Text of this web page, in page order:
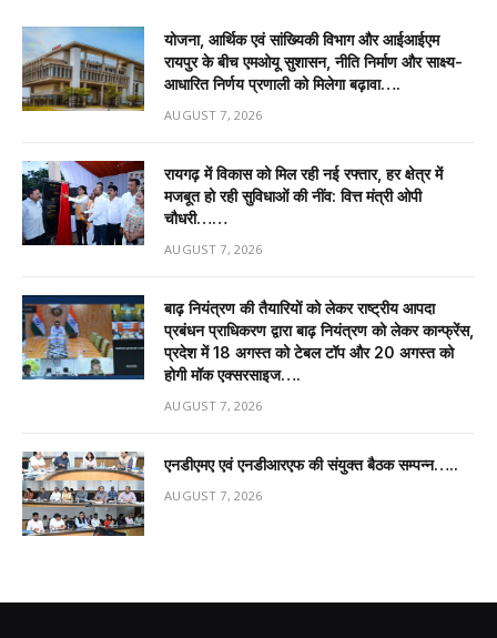
योजना, आर्थिक एवं सांख्यिकी विभाग और आईआईएम
रायपुर के बीच एमओयू सुशासन, नीति निर्माण और साक्ष्य-
आधारित निर्णय प्रणाली को मिलेगा बढ़ावा….
AUGUST 7, 2026
रायगढ़ में विकास को मिल रही नई रफ्तार, हर क्षेत्र में
मजबूत हो रही सुविधाओं की नींव: वित्त मंत्री ओपी
चौधरी……
AUGUST 7, 2026
बाढ़ नियंत्रण की तैयारियों को लेकर राष्ट्रीय आपदा
प्रबंधन प्राधिकरण द्वारा बाढ़ नियंत्रण को लेकर कान्फ्रेंस,
प्रदेश में 18 अगस्त को टेबल टॉप और 20 अगस्त को
होगी मॉक एक्सरसाइज….
AUGUST 7, 2026
एनडीएमए एवं एनडीआरएफ की संयुक्त बैठक सम्पन्न…..
AUGUST 7, 2026